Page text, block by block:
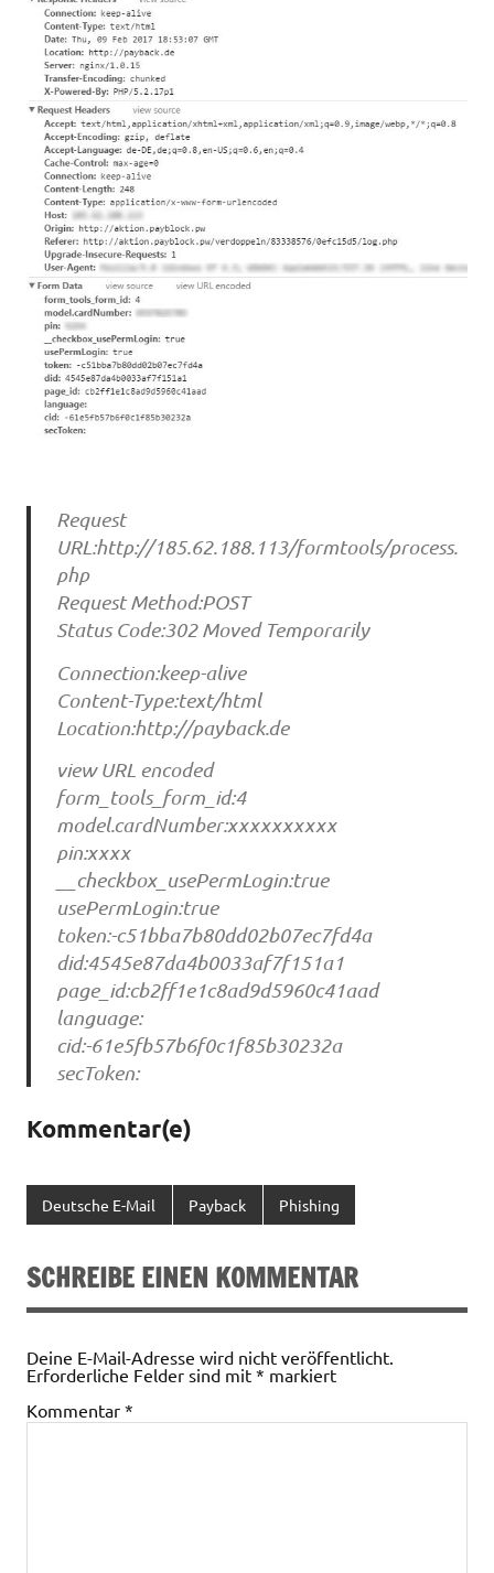
Request
URL:http://185.62.188.113/formtools/process.
php
Request Method:POST
Status Code:302 Moved Temporarily
Connection:keep-alive
Content-Type:text/html
Location:http://payback.de
view URL encoded
form_tools_form_id:4
model.cardNumber:xxxxxxxxxx
pin:xxxx
__checkbox_usePermLogin:true
usePermLogin:true
token:-c51bba7b80dd02b07ec7fd4a
did:4545e87da4b0033af7f151a1
page_id:cb2ff1e1c8ad9d5960c41aad
language:
cid:-61e5fb57b6f0c1f85b30232a
secToken:
Kommentar(e)
Deutsche E-Mail Payback Phishing
SCHREIBE EINEN KOMMENTAR
Deine E-Mail-Adresse wird nicht veröffentlicht.
Erforderliche Felder sind mit * markiert
Kommentar *